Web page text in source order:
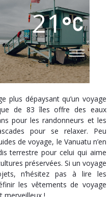
21
plus dépaysant qu’un voyage
de 83 îles offre des eaux
pour les randonneurs et les
pour se relaxer. Peu
de voyage, le Vanuatu n’en
terrestre pour celui qui aime
préservées. Si un voyage
n’hésitez pas à lire les
les vêtements de voyage